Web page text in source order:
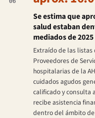
Se estima que
salud estaban
mediados de 2025
Extraído de las listas
Proveedores de
hospitalarias de la
cuidados agudos
calificado y consulta
recibe asistencia
dentro del ámbito de